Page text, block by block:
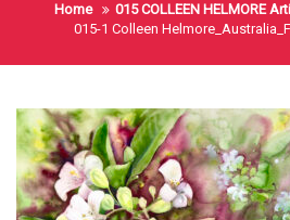
Home
015 COLLEEN HELMORE
015-1 Colleen